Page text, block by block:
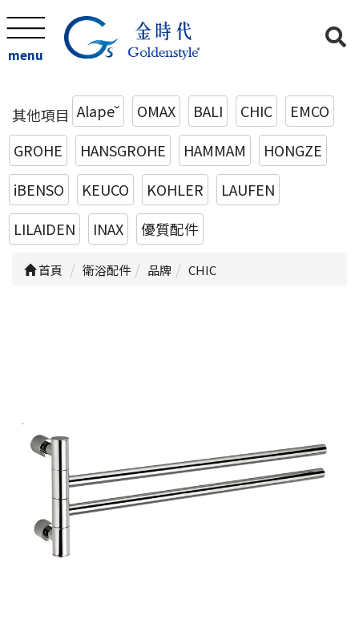
menu
其他項目 Alape˘ OMAX BALI CHIC
EMCO
GROHE
HANSGROHE HAMMAM
HONGZE
iBENSO
KEUCO KOHLER
LAUFEN
LILAIDEN
INAX 優質配件
首頁 衛浴配件 品牌 CHIC